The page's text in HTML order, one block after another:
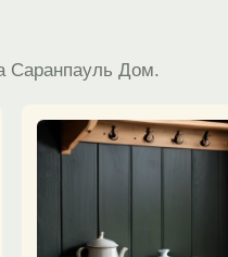
Саранпауль Дом.